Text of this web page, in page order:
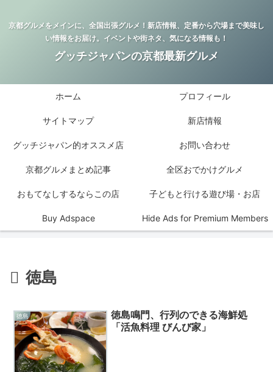
京都グルメをメインに、全国出張グルメ！新店情報、定番から穴場まで美味し
い情報をお届け。イベントや街ネタ、気になる情報も！
グッチジャパンの京都最新グルメ
ホーム プロフィール
サイトマップ 新店情報
グッチジャパン的オススメ店 お問い合わせ
京都グルメまとめ記事 全区おでかけグルメ
おもてなしするならこの店 子どもと行ける遊び場・お店
Buy Adspace Hide Ads for Premium Members
徳島
徳島
徳島鳴門、行列のできる海鮮処
「活魚料理 びんび家」